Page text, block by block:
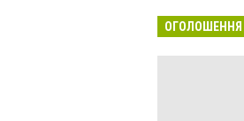
ОГОЛОШЕННЯ